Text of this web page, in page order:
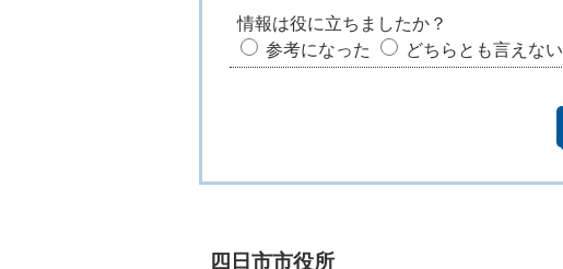
情報は役に立ちましたか？
参考になった
どちらとも言えない
四日市市役所